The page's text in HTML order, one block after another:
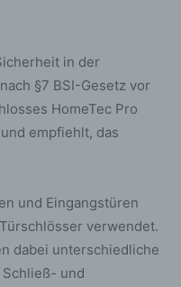
in der
§7 BSI-Gesetz vor
HomeTec Pro
empfiehlt, das
und Eingangstüren
verwendet.
dabei unterschiedliche
und